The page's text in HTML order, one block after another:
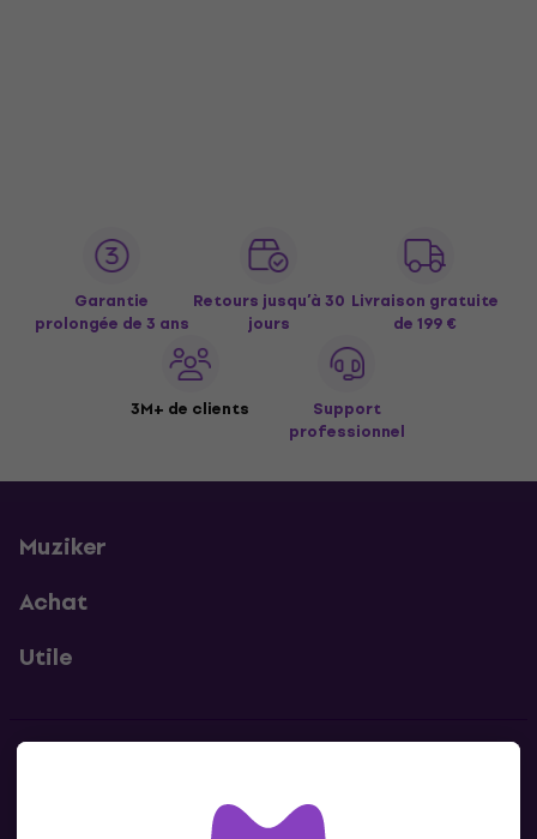
Garantie
prolongée de 3 ans
Retours jusqu’à 30
jours
Livraison gratuite
de 199 €
3M+ de clients
Support
professionnel
Muziker
Achat
Utile
Contacte nous